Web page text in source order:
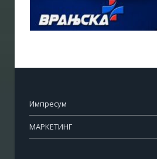
Импресум
МАРКЕТИНГ